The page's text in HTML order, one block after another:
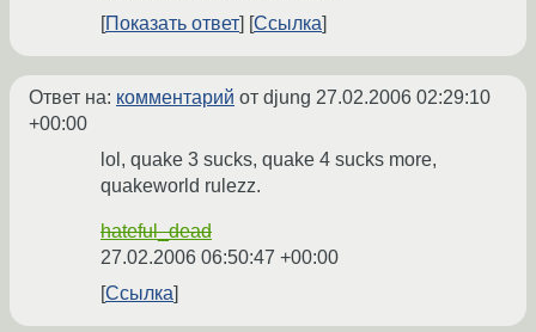
Показать ответ
Ссылка
Ответ на: комментарий от djung 27.02.2006 02:29:10
+00:00
lol, quake 3 sucks, quake 4 sucks more,
quakeworld rulezz.
hateful_dead
27.02.2006 06:50:47 +00:00
Ссылка